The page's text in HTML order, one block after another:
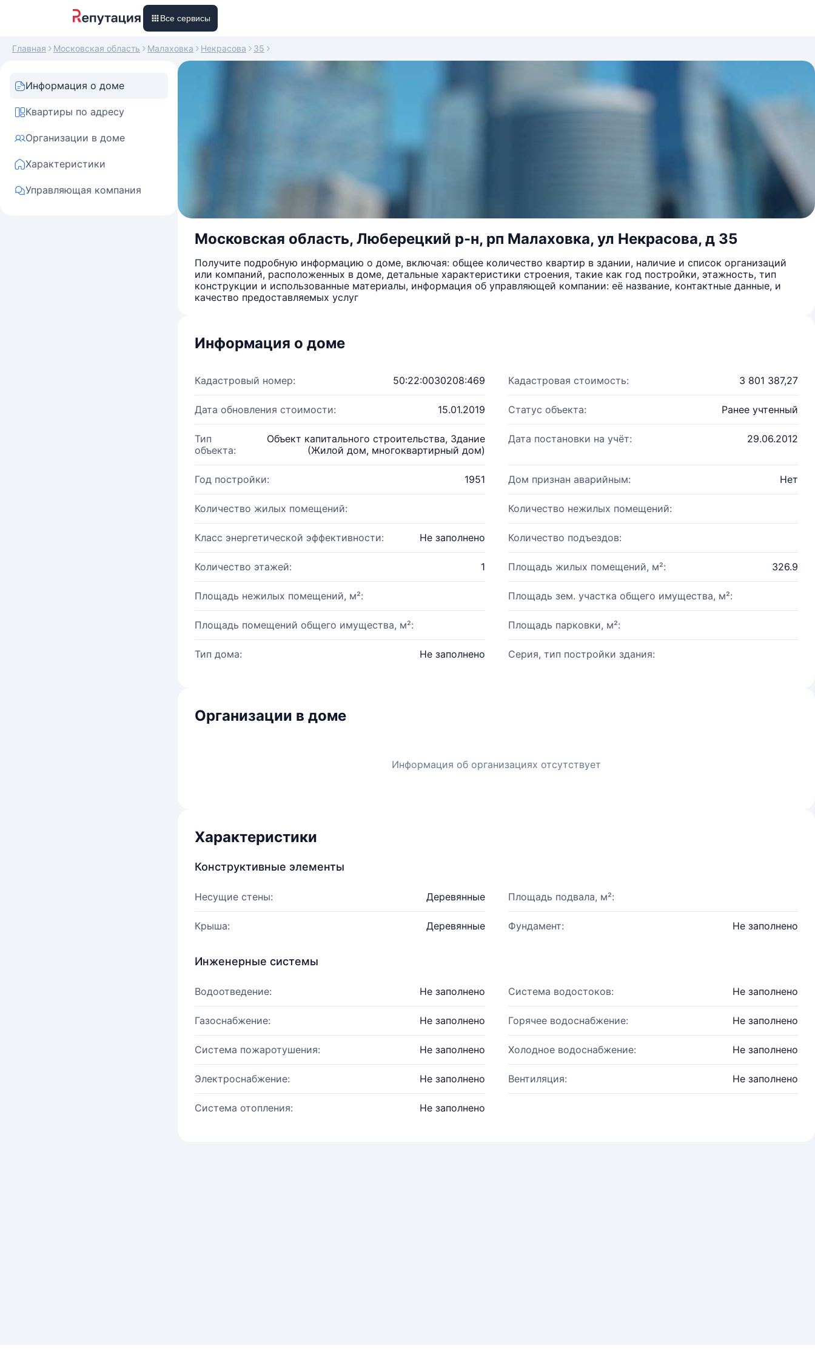
Все сервисы
Главная Московская область Малаховка Некрасова 35
Информация о доме
Квартиры по адресу
Организации в доме
Характеристики
Управляющая компания
Московская область, Люберецкий р-н, рп Малаховка, ул Некрасова, д 35
Получите подробную информацию о доме, включая: общее количество квартир в здании, наличие и список организаций
или компаний, расположенных в доме, детальные характеристики строения, такие как год постройки, этажность, тип
конструкции и использованные материалы, информация об управляющей компании: её название, контактные данные, и
качество предоставляемых услуг
Информация о доме
Кадастровый номер: 50:22:0030208:469 Кадастровая стоимость: 3 801 387,27
Дата обновления стоимости: 15.01.2019 Статус объекта: Ранее учтенный
Тип
объекта:
Объект капитального строительства, Здание
(Жилой дом, многоквартирный дом)
Дата постановки на учёт: 29.06.2012
Год постройки: 1951 Дом признан аварийным: Нет
Количество жилых помещений: Количество нежилых помещений:
Класс энергетической эффективности: Не заполнено Количество подъездов:
Количество этажей: 1 Площадь жилых помещений, м²: 326.9
Площадь нежилых помещений, м²: Площадь зем. участка общего имущества, м²:
Площадь помещений общего имущества, м²: Площадь парковки, м²:
Тип дома: Не заполнено Серия, тип постройки здания:
Организации в доме
Информация об организациях отсутствует
Характеристики
Конструктивные элементы
Несущие стены: Деревянные Площадь подвала, м²:
Крыша: Деревянные Фундамент: Не заполнено
Инженерные системы
Водоотведение: Не заполнено Система водостоков: Не заполнено
Газоснабжение: Не заполнено Горячее водоснабжение: Не заполнено
Система пожаротушения: Не заполнено Холодное водоснабжение: Не заполнено
Электроснабжение: Не заполнено Вентиляция: Не заполнено
Система отопления: Не заполнено